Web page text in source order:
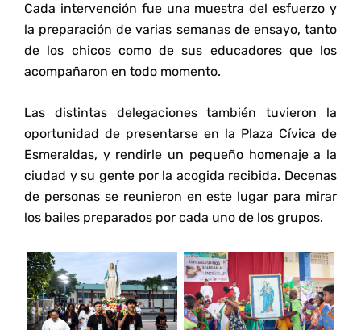
Cada intervención fue una muestra del esfuerzo y
la preparación de varias semanas de ensayo, tanto
de los chicos como de sus educadores que los
acompañaron en todo momento.
Las distintas delegaciones también tuvieron la
oportunidad de presentarse en la Plaza Cívica de
Esmeraldas, y rendirle un pequeño homenaje a la
ciudad y su gente por la acogida recibida. Decenas
de personas se reunieron en este lugar para mirar
los bailes preparados por cada uno de los grupos.